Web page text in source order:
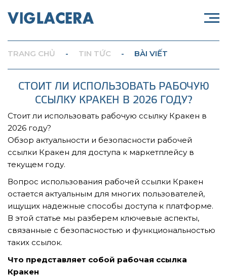
TẢI E-BROCHURE
TRANG CHỦ - TIN TỨC - BÀI VIẾT
СТОИТ ЛИ ИСПОЛЬЗОВАТЬ РАБОЧУЮ
ССЫЛКУ КРАКЕН В 2026 ГОДУ?
Стоит ли использовать рабочую ссылку Кракен в
2026 году?
Обзор актуальности и безопасности рабочей
ссылки Кракен для доступа к маркетплейсу в
текущем году.
Вопрос использования рабочей ссылки Кракен
остается актуальным для многих пользователей,
ищущих надежные способы доступа к платформе.
В этой статье мы разберем ключевые аспекты,
связанные с безопасностью и функциональностью
таких ссылок.
Что представляет собой рабочая ссылка
Кракен